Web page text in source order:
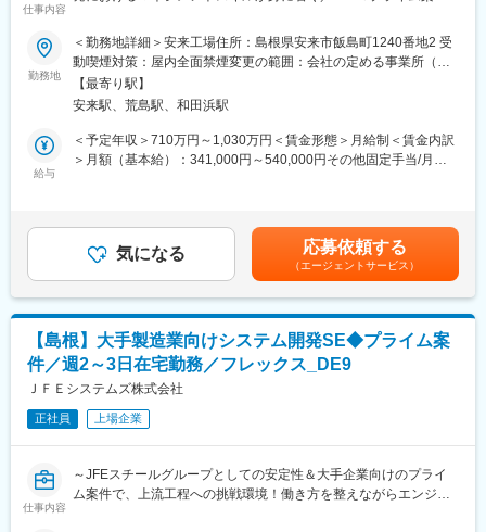
通信関係の事業では、光インターネット接続サービス「メガ・エ
線提供等、中国地方で幅広く通信サービスや通信インフラ提供を
行っています。
変更の範囲：本文参照
仕事内容
■業務内容：
関西圏の大手製造業のお客様に対して、下記業務をご担当いただ
きます。
・基幹システム開発プロジェクトのリーダ業務
・基幹システムの保守業務におけるリーダ業務
※他に、自社開発による生産管理ソリューションの開発業務や、導
■当ポジションの魅力：
・大規模な案件におけるチームマネジメント経験ができる環境で
・出社は月50%以下程度（週2～3日在宅）であり、ワークライフ
バランスも大切にできます。
・基幹システムの刷新や保守において、要件定義～設計・導入ま
で一貫対応が可能です！
■キャリアパス：
・リーダ業務で経験を積み、より大規模なPM業務や組織マネージ
ャへのキャリアアップが可能です。
また、キャリアパス支援のための以下の制度もあります。
・定期的な上司との面接をベースにキャリアパスに応じた社内研
勤務地
＜勤務地詳細＞安来工場住所：島根県安来市飯島町1240番地2 受
動喫煙対策：屋内全面禁煙変更の範囲：会社の定める事業所（リ
モートワーク含む）
【最寄り駅】
安来駅、荒島駅、和田浜駅
給与
＜予定年収＞710万円～1,030万円＜賃金形態＞月給制＜賃金内訳
＞月額（基本給）：341,000円～540,000円その他固定手当/月：
も目安の金額であり、選考を通じて上下する可能性があります。
月給(月額)は固定手当を含めた表記です。
気になる 応募依頼する
（エージェントサービス）
【島根】大手製造業向けシステム開発SE◆プライム案
件／週2～3日在宅勤務／フレックス_DE9
ＪＦＥシステムズ株式会社
正社員 上場企業
仕事内容
～JFEスチールグループとしての安定性＆大手企業向けのプライ
ム案件で、上流工程への挑戦環境！働き方を整えながらエンジニ